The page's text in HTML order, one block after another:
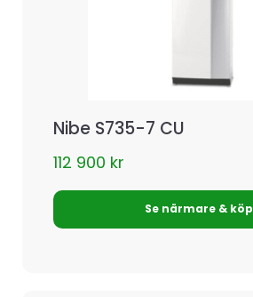
Nibe S735-7 CU
112 900 kr
Se närmare & köp